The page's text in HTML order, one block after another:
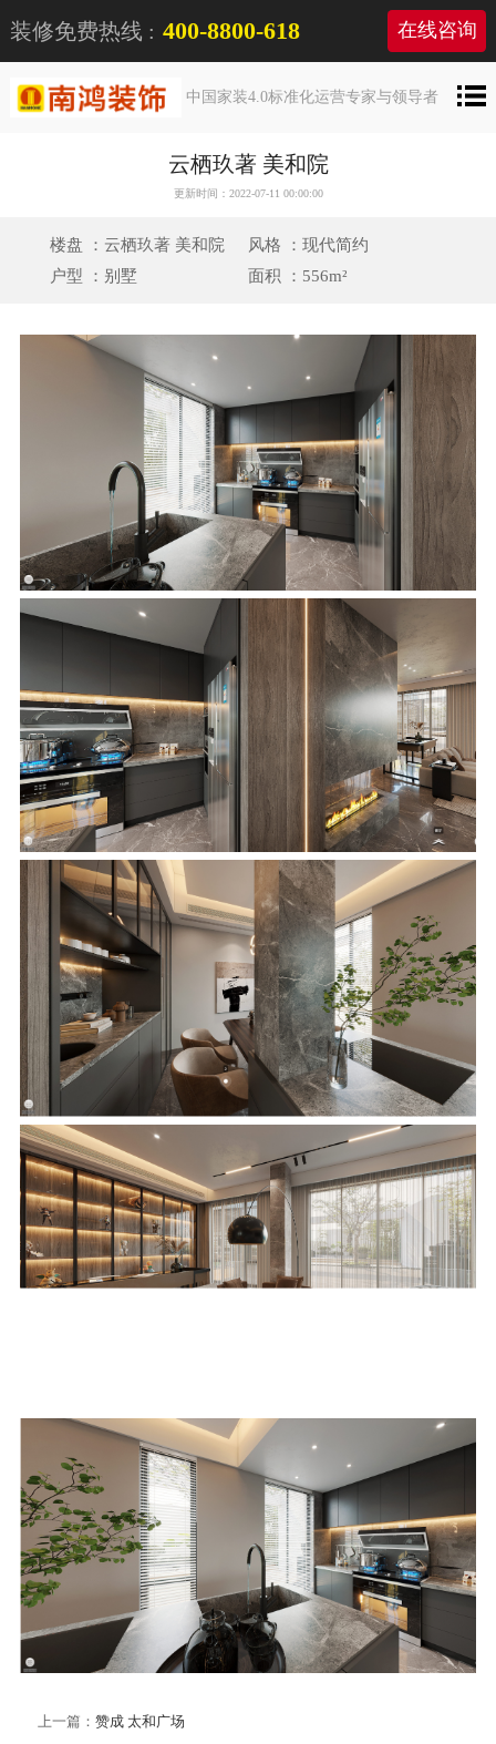
装修免费热线 : 400-8800-618 在线咨询
中国家装4.0标准化运营专家与领导者
云栖玖著 美和院
更新时间：2022-07-11 00:00:00
楼盘 ：云栖玖著 美和院
风格 ：现代简约
户型 ：别墅
面积 ：556m²
上一篇： 赞成 太和广场